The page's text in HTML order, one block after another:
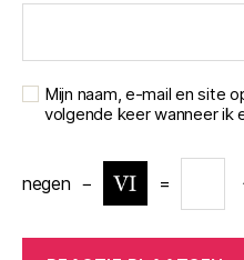
Mijn naam, e-mail en site
volgende keer wanneer ik
negen − =